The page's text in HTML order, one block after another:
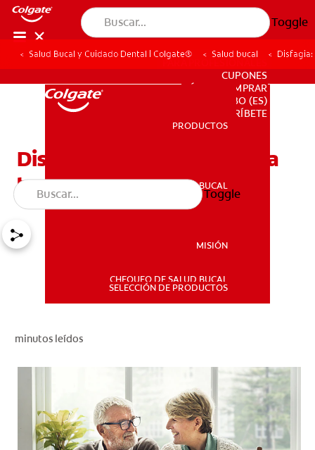
Toggle
PRODUCTOS
SALUD BUCAL
PARA PROFESIONALES
CUPONES
PARA PROFESIONALES
CUPONES
DÓNDE COMPRAR
BO (ES)
SUSCRÍBETE
PRODUCTOS
SALUD BUCAL
MISIÓN
CHEQUEO DE SALUD BUCAL
SELECCIÓN DE PRODUCTOS
Toggle
Salud Bucal y Cuidado Dental | Colgate® Salud bucal
Disfagia: la dificultad para
tragar
minutos leídos